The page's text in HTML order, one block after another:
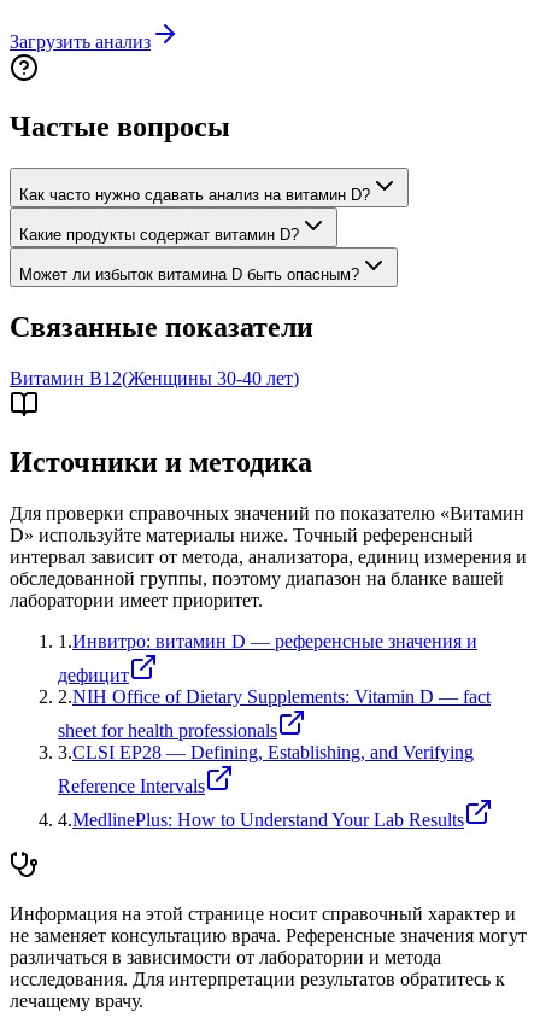
Загрузить анализ
Частые вопросы
Как часто нужно сдавать анализ на витамин D?
Какие продукты содержат витамин D?
Может ли избыток витамина D быть опасным?
Связанные показатели
Витамин B12(Женщины 30-40 лет)
Источники и методика
Для проверки справочных значений по показателю «Витамин
D» используйте материалы ниже. Точный референсный
интервал зависит от метода, анализатора, единиц измерения и
обследованной группы, поэтому диапазон на бланке вашей
лаборатории имеет приоритет.
1 .Инвитро: витамин D — референсные значения и
дефицит
2.NIH Office of Dietary Supplements: Vitamin D — fact
sheet for health professionals
3.CLSI EP28 — Defining, Establishing, and Verifying
Reference Intervals
4.MedlinePlus: How to Understand Your Lab Results
Информация на этой странице носит справочный характер и
не заменяет консультацию врача. Референсные значения могут
различаться в зависимости от лаборатории и метода
исследования. Для интерпретации результатов обратитесь к
лечащему врачу.